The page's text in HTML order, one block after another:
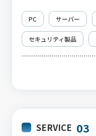
PC サーバー
セキュリティ製品
SERVICE 03